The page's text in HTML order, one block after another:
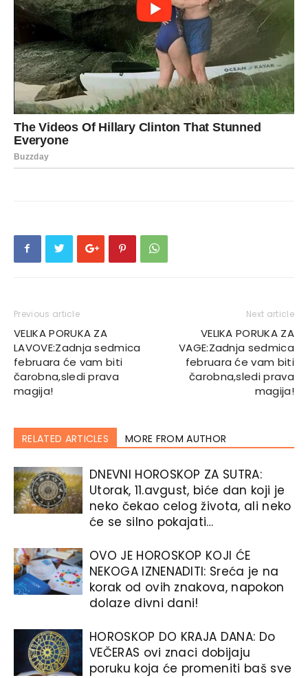
Previous article
VELIKA PORUKA ZA
LAVOVE:Zadnja sedmica
februara će vam biti
čarobna,sledi prava
magija!
Next article
VELIKA PORUKA ZA
VAGE:Zadnja sedmica
februara će vam biti
čarobna,sledi prava
magija!
RELATED ARTICLES MORE FROM AUTHOR
DNEVNI HOROSKOP ZA SUTRA:
Utorak, 11.avgust, biće dan koji je
neko čekao celog života, ali neko
će se silno pokajati…
OVO JE HOROSKOP KOJI ĆE
NEKOGA IZNENADITI: Sreća je na
korak od ovih znakova, napokon
dolaze divni dani!
HOROSKOP DO KRAJA DANA: Do
VEČERAS ovi znaci dobijaju
poruku koja će promeniti baš sve